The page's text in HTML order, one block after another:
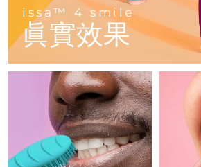
issa™ 4 smile
眞實效果
LUNA™護膚
Premium cleansers &
LUNA™ 設備
All facial cleansing
面膜
Rejuvenation &
UFO™ 設備
All deep facial
issa™ Teeth
Dual LED + sonic
ISSA™ 設備
All silicone sonic
FAQ™ 103
Luxurious clinical anti-
FAQ™ P1 Primer
Manuka honey primer
FAQ™ 211
Anti-aging neck &
FAQ™ 221
Anti-aging LED hand
FAQ™ Scalp
Scalp recovery
FAQ™護膚品
All FAQ™ skincare
FAQ™ 502
Full-Spectrum Red
FAQ™ Red Light
保健品
專業治療
脫毛 身體護
捷克
丹麥
愛沙尼亞
法國